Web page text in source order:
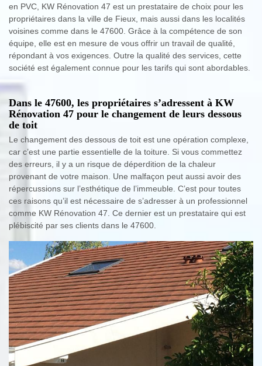
en PVC, KW Rénovation 47 est un prestataire de choix pour les
propriétaires dans la ville de Fieux, mais aussi dans les localités
voisines comme dans le 47600. Grâce à la compétence de son
équipe, elle est en mesure de vous offrir un travail de qualité,
répondant à vos exigences. Outre la qualité des services, cette
société est également connue pour les tarifs qui sont abordables.
Dans le 47600, les propriétaires s’adressent à KW
Rénovation 47 pour le changement de leurs dessous
de toit
Le changement des dessous de toit est une opération complexe,
car c’est une partie essentielle de la toiture. Si vous commettez
des erreurs, il y a un risque de déperdition de la chaleur
provenant de votre maison. Une malfaçon peut aussi avoir des
répercussions sur l’esthétique de l’immeuble. C’est pour toutes
ces raisons qu’il est nécessaire de s’adresser à un professionnel
comme KW Rénovation 47. Ce dernier est un prestataire qui est
plébiscité par ses clients dans le 47600.